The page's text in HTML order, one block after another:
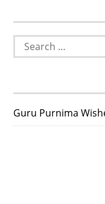
Search
for:
Guru Purnima